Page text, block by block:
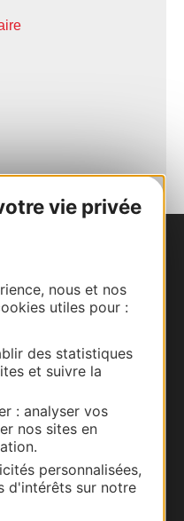
vie privée
nous et nos
utiles pour :
des statistiques
et suivre la
: analyser vos
nos sites en
personnalisées,
d'intérêts sur notre